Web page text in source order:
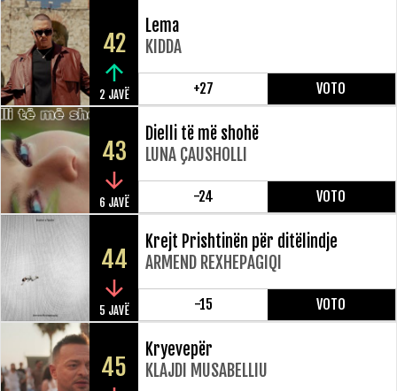
42
2 JAVË
Lema
KIDDA
+27 VOTO
43
6 JAVË
Dielli të më shohë
LUNA ÇAUSHOLLI
-24 VOTO
44
5 JAVË
Krejt Prishtinën për ditëlindje
ARMEND REXHEPAGIQI
-15 VOTO
45
Kryevepër
KLAJDI MUSABELLIU